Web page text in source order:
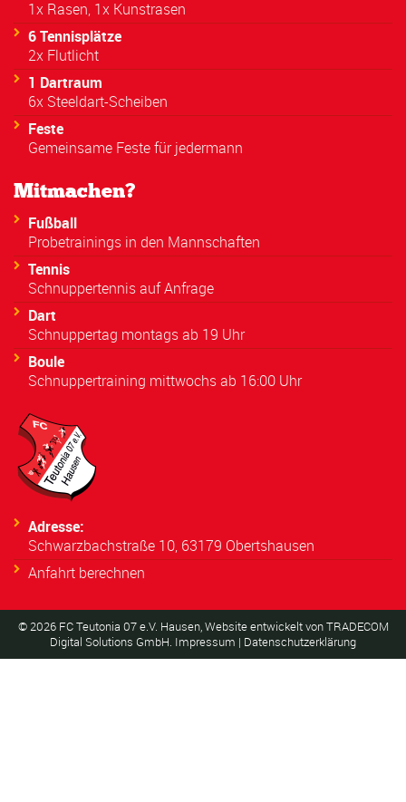
1x Rasen, 1x Kunstrasen
6 Tennisplätze
2x Flutlicht
1 Dartraum
6x Steeldart-Scheiben
Feste
Gemeinsame Feste für jedermann
Mitmachen?
Fußball
Probetrainings in den Mannschaften
Tennis
Schnuppertennis auf Anfrage
Dart
Schnuppertag montags ab 19 Uhr
Boule
Schnuppertraining mittwochs ab 16:00 Uhr
Adresse:
Schwarzbachstraße 10, 63179 Obertshausen
Anfahrt berechnen
©2026FC Teutonia 07 e.V. Hausen, Website entwickelt vonTRADECOM
Digital Solutions GmbH. Impressum | Datenschutzerklärung